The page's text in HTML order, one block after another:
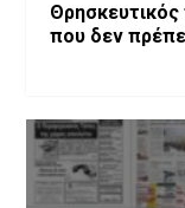
Θρησκευτικός
που δεν